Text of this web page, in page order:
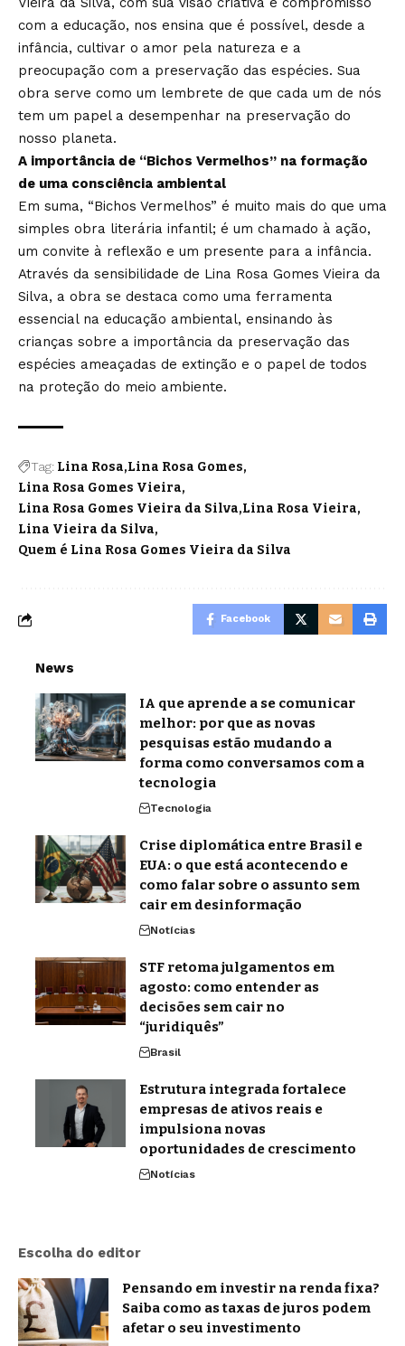
com a educação, nos ensina que é possível, desde a
infância, cultivar o amor pela natureza e a
preocupação com a preservação das espécies. Sua
obra serve como um lembrete de que cada um de nós
tem um papel a desempenhar na preservação do
nosso planeta.
A importância de “Bichos Vermelhos” na formação
de uma consciência ambiental
Em suma, “Bichos Vermelhos” é muito mais do que uma
simples obra literária infantil; é um chamado à ação,
um convite à reflexão e um presente para a infância.
Através da sensibilidade de Lina Rosa Gomes Vieira da
Silva, a obra se destaca como uma ferramenta
essencial na educação ambiental, ensinando às
crianças sobre a importância da preservação das
espécies ameaçadas de extinção e o papel de todos
na proteção do meio ambiente.
Tag: Lina Rosa Lina Rosa Gomes
Lina Rosa Gomes Vieira
Lina Rosa Gomes Vieira da Silva Lina Rosa Vieira
Lina Vieira da Silva
Quem é Lina Rosa Gomes Vieira da Silva
Facebook
News
IA que aprende a se comunicar
melhor: por que as novas
pesquisas estão mudando a
forma como conversamos com a
tecnologia
Tecnologia
Crise diplomática entre Brasil e
EUA: o que está acontecendo e
como falar sobre o assunto sem
cair em desinformação
Notícias
STF retoma julgamentos em
agosto: como entender as
decisões sem cair no
“juridiquês”
Brasil
Estrutura integrada fortalece
empresas de ativos reais e
impulsiona novas
oportunidades de crescimento
Notícias
Escolha do editor
Pensando em investir na renda fixa?
Saiba como as taxas de juros podem
afetar o seu investimento